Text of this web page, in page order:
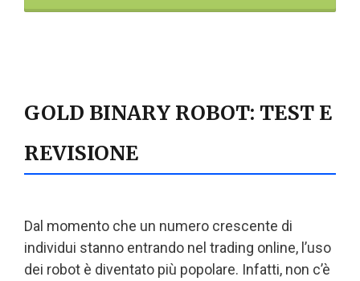
GOLD BINARY ROBOT: TEST E
REVISIONE
Dal momento che un numero crescente di
individui stanno entrando nel trading online, l’uso
dei robot è diventato più popolare. Infatti, non c’è